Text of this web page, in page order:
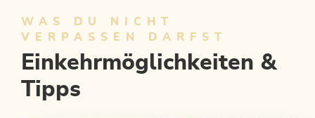
WAS DU NICHT
VERPASSEN DARFST
Einkehrmöglichkeiten &
Tipps